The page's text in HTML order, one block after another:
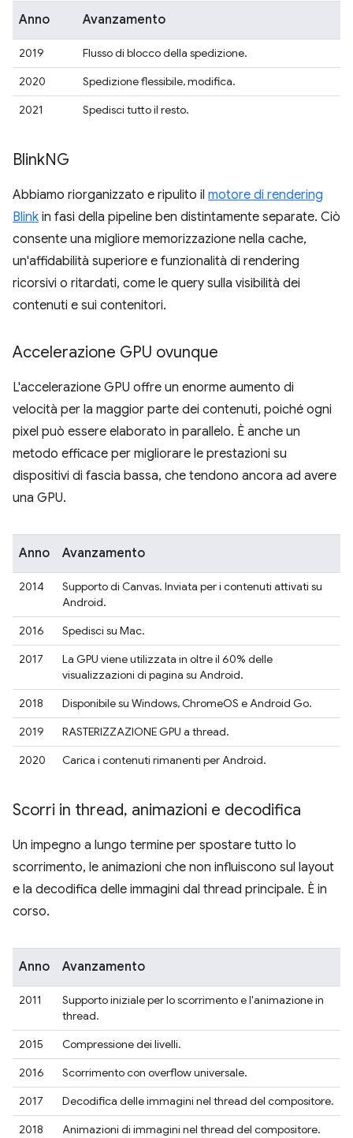
Anno Avanzamento
2019
Flusso di blocco della spedizione.
2020
Spedizione flessibile, modifica.
2021
Spedisci tutto il resto.
BlinkNG
Abbiamo riorganizzato e ripulito il motore di rendering
Blink in fasi della pipeline ben distintamente separate. Ciò
consente una migliore memorizzazione nella cache,
un'affidabilità superiore e funzionalità di rendering
ricorsivi o ritardati, come le query sulla visibilità dei
contenuti e sui contenitori.
Accelerazione GPU ovunque
L'accelerazione GPU offre un enorme aumento di
velocità per la maggior parte dei contenuti, poiché ogni
pixel può essere elaborato in parallelo. È anche un
metodo efficace per migliorare le prestazioni su
dispositivi di fascia bassa, che tendono ancora ad avere
una GPU.
Anno Avanzamento
2014
Supporto di Canvas. Inviata per i contenuti attivati su
Android.
2016
Spedisci su Mac.
2017
La GPU viene utilizzata in oltre il 60% delle
visualizzazioni di pagina su Android.
2018
Disponibile su Windows, ChromeOS e Android Go.
2019
RASTERIZZAZIONE GPU a thread.
2020
Carica i contenuti rimanenti per Android.
Scorri in thread, animazioni e decodifica
Un impegno a lungo termine per spostare tutto lo
scorrimento, le animazioni che non influiscono sul layout
e la decodifica delle immagini dal thread principale. È in
corso.
Anno Avanzamento
2011
Supporto iniziale per lo scorrimento e l'animazione in
thread.
2015
Compressione dei livelli.
2016
Scorrimento con overflow universale.
2017
Decodifica delle immagini nel thread del compositore.
2018
Animazioni di immagini nel thread del compositore.